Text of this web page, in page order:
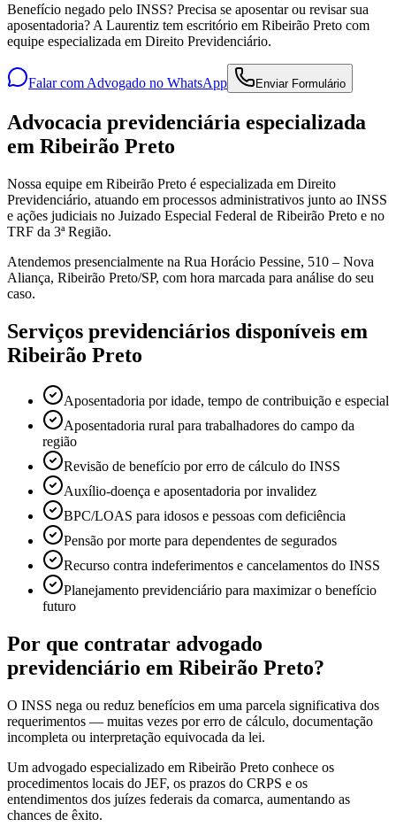
Benefício negado pelo INSS? Precisa se aposentar ou revisar sua
aposentadoria? A Laurentiz tem escritório em Ribeirão Preto com
equipe especializada em Direito Previdenciário.
Falar com Advogado no WhatsApp Enviar Formulário
Advocacia previdenciária especializada
em Ribeirão Preto
Nossa equipe em Ribeirão Preto é especializada em Direito
Previdenciário, atuando em processos administrativos junto ao INSS
e ações judiciais no Juizado Especial Federal de Ribeirão Preto e no
TRF da 3ª Região.
Atendemos presencialmente na Rua Horácio Pessine, 510 – Nova
Aliança, Ribeirão Preto/SP, com hora marcada para análise do seu
caso.
Serviços previdenciários disponíveis em
Ribeirão Preto
Aposentadoria por idade, tempo de contribuição e especial
Aposentadoria rural para trabalhadores do campo da
região
Revisão de benefício por erro de cálculo do INSS
Auxílio-doença e aposentadoria por invalidez
BPC/LOAS para idosos e pessoas com deficiência
Pensão por morte para dependentes de segurados
Recurso contra indeferimentos e cancelamentos do INSS
Planejamento previdenciário para maximizar o benefício
futuro
Por que contratar advogado
previdenciário em Ribeirão Preto?
O INSS nega ou reduz benefícios em uma parcela significativa dos
requerimentos — muitas vezes por erro de cálculo, documentação
incompleta ou interpretação equivocada da lei.
Um advogado especializado em Ribeirão Preto conhece os
procedimentos locais do JEF, os prazos do CRPS e os
entendimentos dos juízes federais da comarca, aumentando as
chances de êxito.